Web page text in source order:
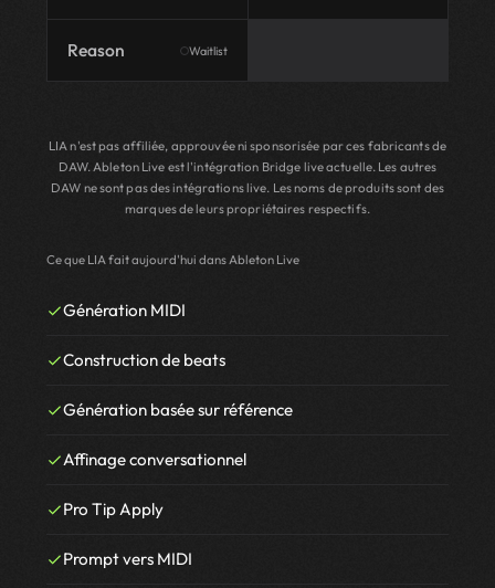
Reason Waitlist
LIA n'est pas affiliée, approuvée ni sponsorisée par ces fabricants de
DAW. Ableton Live est l'intégration Bridge live actuelle. Les autres
DAW ne sont pas des intégrations live. Les noms de produits sont des
marques de leurs propriétaires respectifs.
Ce que LIA fait aujourd'hui dans Ableton Live
Génération MIDI
Construction de beats
Génération basée sur référence
Affinage conversationnel
Pro Tip Apply
Prompt vers MIDI